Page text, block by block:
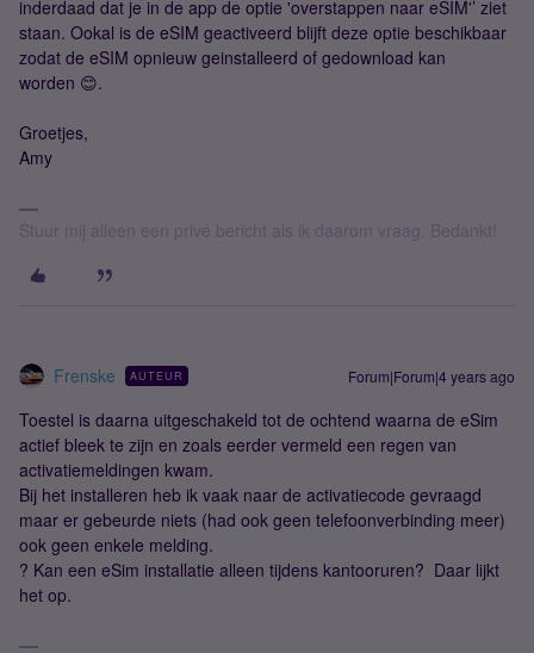
inderdaad dat je in de app de optie 'overstappen naar eSIM'’ ziet
staan. Ookal is de eSIM geactiveerd blijft deze optie beschikbaar
zodat de eSIM opnieuw geinstalleerd of gedownload kan
worden 😊.
Groetjes,
Amy
Stuur mij alleen een privé bericht als ik daarom vraag. Bedankt!
Frenske AUTEUR Forum|Forum|4 years ago
Toestel is daarna uitgeschakeld tot de ochtend waarna de eSim
actief bleek te zijn en zoals eerder vermeld een regen van
activatiemeldingen kwam.
Bij het installeren heb ik vaak naar de activatiecode gevraagd
maar er gebeurde niets (had ook geen telefoonverbinding meer)
ook geen enkele melding.
? Kan een eSim installatie alleen tijdens kantooruren? Daar lijkt
het op.